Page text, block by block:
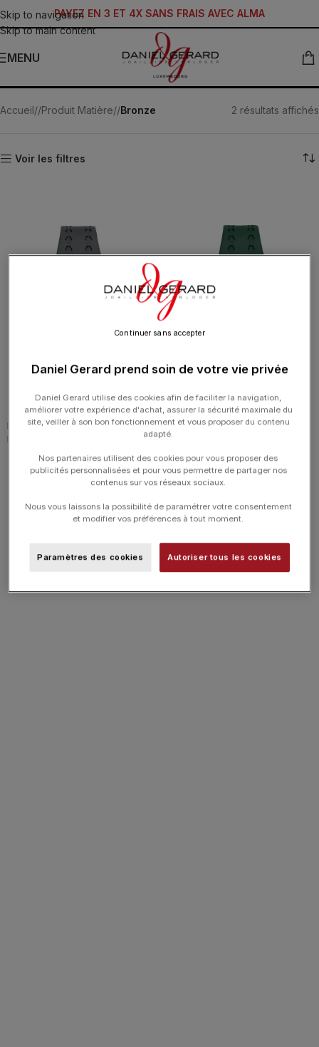
Skip to navigation
Skip to main content
PAYEZ EN 3 ET 4X SANS FRAIS AVEC ALMA
MENU Bronze
Accueil/ Produit Matière/ Bronze 2 résultats affichés
Voir les filtres
Montre Yema Skin Diver Slim
Bronze CMM.20 Limited Edition
Cadran Gris
2 249.00€
Montre Yema Skin Diver Slim
Bronze CMM.20 Limited Edition
Cadran Vert
2 249.00€
Daniel Gerard prend soin de votre vie privée
Daniel Gerard utilise des cookies afin de faciliter la navigation,
améliorer votre expérience d'achat, assurer la sécurité maximale du
site, veiller à son bon fonctionnement et vous proposer du contenu
adapté.
Nos partenaires utilisent des cookies pour vous proposer des
publicités personnalisées et pour vous permettre de partager nos
contenus sur vos réseaux sociaux.
Nous vous laissons la possibilité de paramétrer votre consentement
et modifier vos préférences à tout moment.
Paramètres des cookies Autoriser tous les cookies
Continuer sans accepter